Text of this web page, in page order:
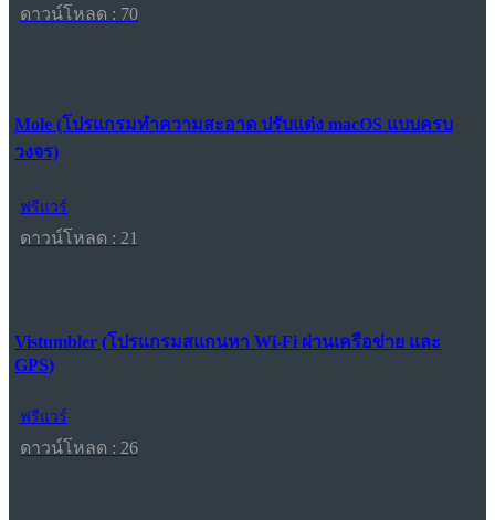
ดาวน์โหลด : 70
Mole (โปรแกรมทำความสะอาด ปรับแต่ง macOS แบบครบ
วงจร)
ฟรีแวร์
ดาวน์โหลด : 21
Vistumbler (โปรแกรมสแกนหา Wi-Fi ผ่านเครือข่าย และ
GPS)
ฟรีแวร์
ดาวน์โหลด : 26